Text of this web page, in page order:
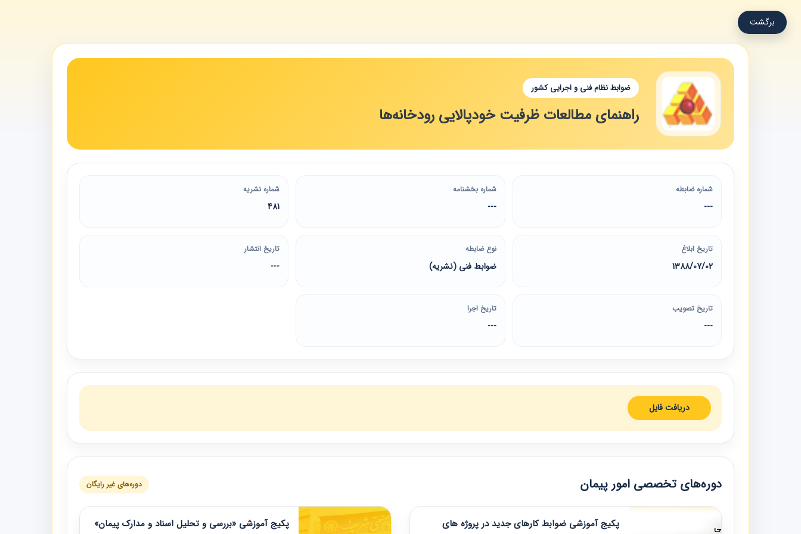
برگشت
ضوابط نظام فنی و اجرایی کشور
راهنمای مطالعات ظرفیت خودپالایی رودخانه‌ها
شماره ضابطه
---
شماره بخشنامه
---
شماره نشریه
481
تاریخ ابلاغ
1388/07/02
نوع ضابطه
ضوابط فنی (نشریه)
تاریخ انتشار
---
تاریخ تصویب
---
تاریخ اجرا
---
دریافت فایل
دوره‌های تخصصی امور پیمان دوره‌های غیر رایگان
پکیج آموزشی ضوابط کارهای جدید در پروژه های
پکیج آموزشی «بررسی و تحلیل اسناد و مدارک پیمان»